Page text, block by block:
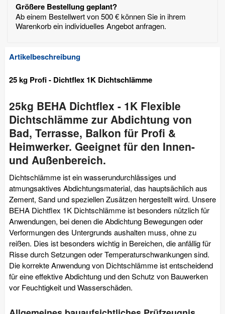
Größere Bestellung geplant?
Ab einem Bestellwert von 500 € können Sie in ihrem
Warenkorb ein individuelles Angebot anfragen.
Artikelbeschreibung
25 kg Profi - Dichtflex 1K Dichtschlämme
25kg BEHA Dichtflex - 1K Flexible
Dichtschlämme zur Abdichtung von
Bad, Terrasse, Balkon für Profi &
Heimwerker. Geeignet für den Innen-
und Außenbereich.
Dichtschlämme ist ein wasserundurchlässiges und
atmungsaktives Abdichtungsmaterial, das hauptsächlich aus
Zement, Sand und speziellen Zusätzen hergestellt wird. Unsere
BEHA Dichtflex 1K Dichtschlämme ist besonders nützlich für
Anwendungen, bei denen die Abdichtung Bewegungen oder
Verformungen des Untergrunds aushalten muss, ohne zu
reißen. Dies ist besonders wichtig in Bereichen, die anfällig für
Risse durch Setzungen oder Temperaturschwankungen sind.
Die korrekte Anwendung von Dichtschlämme ist entscheidend
für eine effektive Abdichtung und den Schutz von Bauwerken
vor Feuchtigkeit und Wasserschäden.